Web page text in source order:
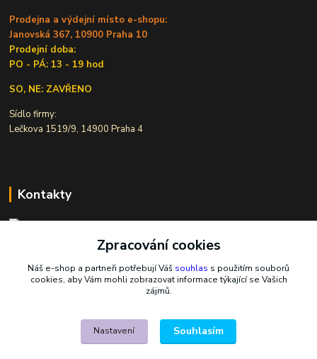
Prodejna a výdejní místo e-shopu:
Janovská 367, 10900 Praha 10
Prodejní doba:
PO - PÁ: 13 - 19 hod
SO, NE: ZAVŘENO
Sídlo firmy:
Lečkova 1519/9, 14900 Praha 4
Kontakty
Ivana Šiková
+420 607 146 238
Po-Pá, 8-18 hod.
Zpracování cookies
Náš e-shop a partneři potřebují Váš souhlas s použitím souborů
cookies, aby Vám mohli zobrazovat informace týkající se Vašich
zájmů.
Nastavení Souhlasím